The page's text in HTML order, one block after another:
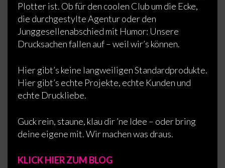
Plotter ist. Ob für den coolen Club um die Ecke,
die durchgestylte Agentur oder den
Junggesellenabschied mit Humor: Unsere
Drucksachen fallen auf – weil wir’s können.
Hier gibt’s keine langweiligen Standardprodukte.
Hier gibt’s echte Projekte, echte Kunden und
echte Druckliebe.
Guck rein, staune, klau dir ’ne Idee – oder bring
deine eigene mit. Wir machen was draus.
KLICK HIER ZUM BLOG